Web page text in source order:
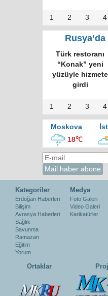
1 2 3 4
Türk restoranı
“Konak” yeni
yüzüyle hizmete
girdi
1 2 3 4
Moskova
18℃
Kategoriler
Erdoğan Haberleri
Bilişim
Avrasya Haberleri
Sağlık
Savunma
Ramazan
Eğitim
Yorum
Medya
Foto Galeri
Video Galeri
Karikatürler
Ortaklar